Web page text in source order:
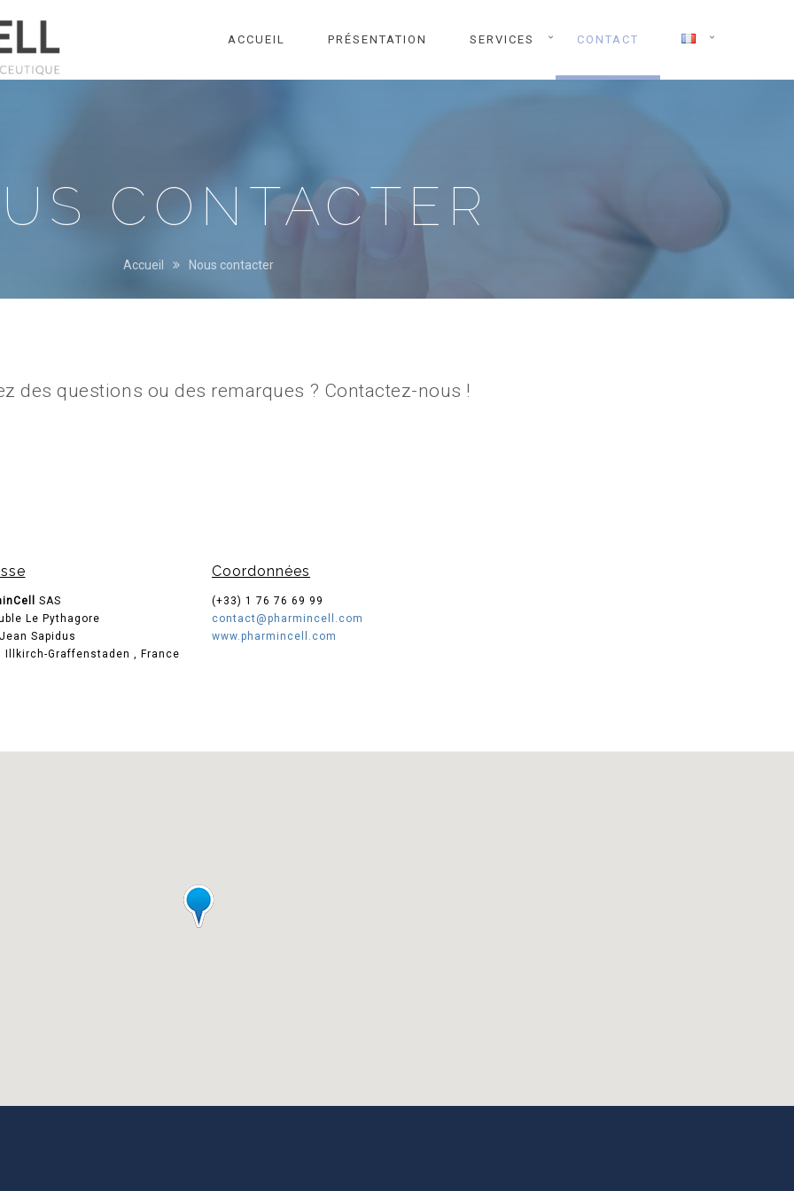
ACCUEIL PRÉSENTATION SERVICES CONTACT
CONTACTER
Accueil Nous contacter
des questions ou des remarques ? Contactez-nous !
SAS
Le Pythagore
Sapidus
Illkirch-Graffenstaden , France
Coordonnées
(+33) 1 76 76 69 99
contact@pharmincell.com
www.pharmincell.com